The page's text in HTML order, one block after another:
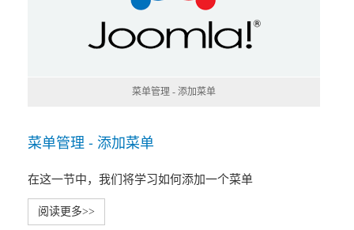
菜单管理 - 添加菜单
菜单管理 - 添加菜单
在这一节中，我们将学习如何添加一个菜单
阅读更多>>